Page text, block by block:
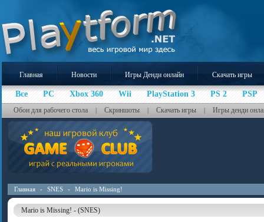
Главная Новости Игры Денди онлайн Скачать игры
Все PC Xbox 360 Wii PlayStation 3 PS 2 PSP
Обои для рабочего стола | Скриншоты | Скачать игры | Игры денди
Главная - SNES - Mario is Missing!
Mario is Missing! - (SNES)